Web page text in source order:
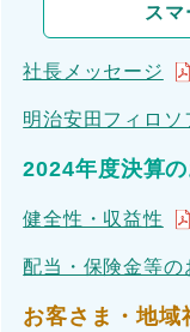
ス
社長メッセージ
明治安田フィロソ
2024年度決算
健全性・収益性
配当・保険金等の
お客さま・地域